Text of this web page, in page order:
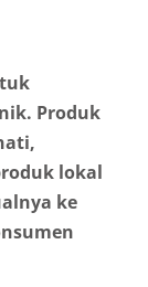
Produk
lokal
ke